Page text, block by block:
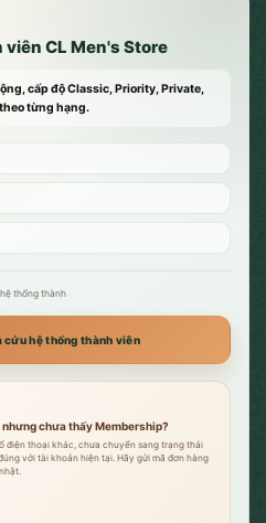
CL Men's Store
cấp độ Classic, Priority, Private,
từng hạng.
thống thành
cứu hệ thống thành viên
chưa thấy Membership?
điện thoại khác, chưa chuyển sang trạng thái
với tài khoản hiện tại. Hãy gửi mã đơn hàng